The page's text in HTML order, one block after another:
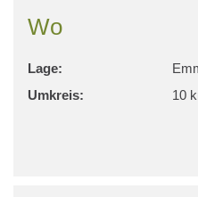
Wo
Lage:
Umkreis:
10